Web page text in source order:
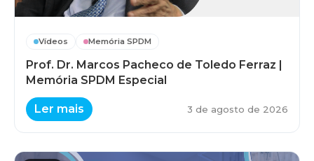
Vídeos Memória SPDM
Prof. Dr. Marcos Pacheco de Toledo Ferraz |
Memória SPDM Especial
Ler mais 3 de agosto de 2026